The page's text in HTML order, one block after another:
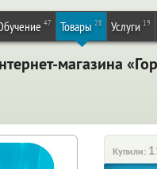
47 Товары 28 Услуги 19
магазина
Купили: